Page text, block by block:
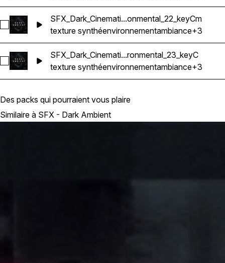
Sélectionnez
SFX_Dark_Cinemati...onmental_22_keyCm
texture synthéenvironnementambiance+3
Sélectionnez
SFX_Dark_Cinemati...ronmental_23_keyC
texture synthéenvironnementambiance+3
Des packs qui pourraient vous plaire
Similaire à SFX - Dark Ambient